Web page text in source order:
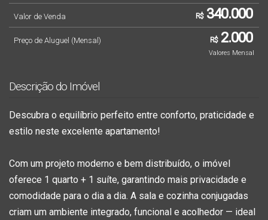
R$340.000
Valor de Venda
R$2.000
Preço de Aluguel (Mensal)
Valores Mensal
Descrição do Imóvel
Descubra o equilíbrio perfeito entre conforto, praticidade e
estilo neste excelente apartamento!
Com um projeto moderno e bem distribuído, o imóvel
oferece 1 quarto + 1 suíte, garantindo mais privacidade e
comodidade para o dia a dia. A sala e cozinha conjugadas
criam um ambiente integrado, funcional e acolhedor — ideal